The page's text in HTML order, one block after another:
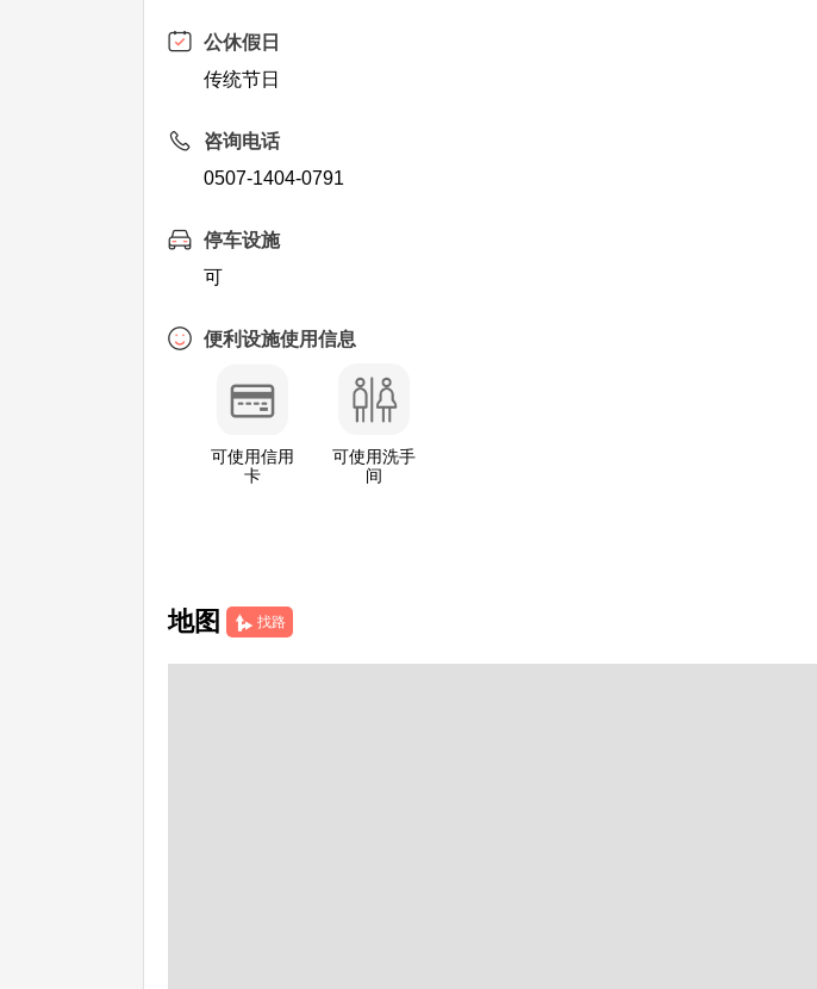
公休假日
传统节日
咨询电话
0507-1404-0791
停车设施
可
便利设施使用信息
可使用信用
卡
可使用洗手
间
地图 找路